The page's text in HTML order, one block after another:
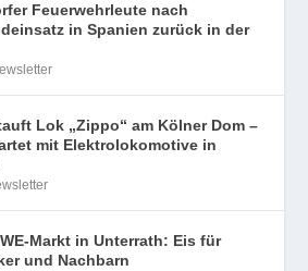
Feuerwehrleute nach
in Spanien zurück in der
Lok „Zippo“ am Kölner Dom –
mit Elektrolokomotive in
Markt in Unterrath: Eis für
und Nachbarn